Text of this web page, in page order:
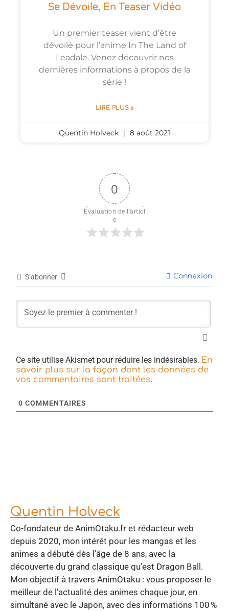
Se Dévoile, En Teaser Vidéo
Un premier teaser vient d’être
dévoilé pour l’anime In The Land of
Leadale. Venez découvrir nos
dernières informations à propos de la
série !
LIRE PLUS »
Quentin Holveck 8 août 2021
0
Évaluation de l'articl
e
S’abonner Connexion
Ce site utilise Akismet pour réduire les indésirables. En
savoir plus sur la façon dont les données de
vos commentaires sont traitées.
0 COMMENTAIRES
Quentin Holveck
Co-fondateur de AnimOtaku.fr et rédacteur web
depuis 2020, mon intérêt pour les mangas et les
animes a débuté dès l'âge de 8 ans, avec la
découverte du grand classique qu'est Dragon Ball.
Mon objectif à travers AnimOtaku : vous proposer le
meilleur de l'actualité des animes chaque jour, en
simultané avec le Japon, avec des informations 100 %